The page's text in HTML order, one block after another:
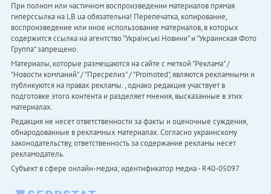
При полном или частичном воспроизведении материалов прямая
гиперссылка на LB.ua обязательна! Перепечатка, копирование,
воспроизведение или иное использование материалов, в которых
содержится ссылка на агентство "Українськi Новини" и "Украинская Фото
Группа" запрещено.
Материалы, которые размещаются на сайте с меткой "Реклама" /
"Новости компаний" / "Пресрелиз" / "Promoted", являются рекламными и
публикуются на правах рекламы. , однако редакция участвует в
подготовке этого контента и разделяет мнения, высказанные в этих
материалах.
Редакция не несет ответственности за факты и оценочные суждения,
обнародованные в рекламных материалах. Согласно украинскому
законодательству, ответственность за содержание рекламы несет
рекламодатель.
Субъект в сфере онлайн-медиа; идентификатор медиа - R40-05097